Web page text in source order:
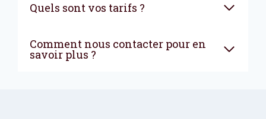
Quels sont vos tarifs ?
Comment nous contacter pour en
savoir plus ?